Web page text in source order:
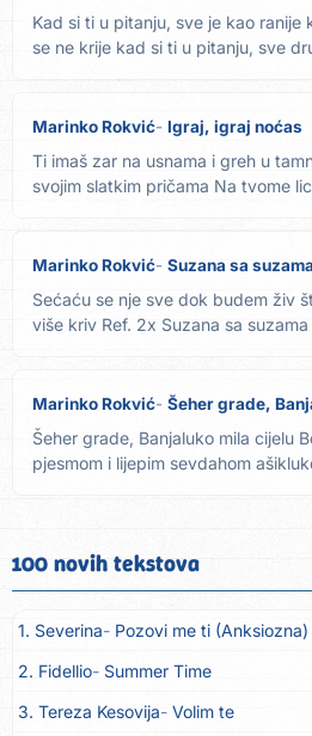
Kad si ti u pitanju, sve je kao ranije
se ne krije kad si ti u pitanju, sve
Marinko Rokvić Igraj, igraj noćas
Ti imaš zar na usnama i greh u
svojim slatkim pričama Na tvome
Marinko Rokvić Suzana sa suzama
Sećaću se nje sve dok budem živ
više kriv Ref. 2x Suzana sa
Marinko Rokvić Šeher grade,
Šeher grade, Banjaluko mila cijelu
pjesmom i lijepim sevdahom
100 novih tekstova
1. Severina Pozovi me ti (Anksiozna)
2. Fidellio Summer Time
3. Tereza Kesovija Volim te